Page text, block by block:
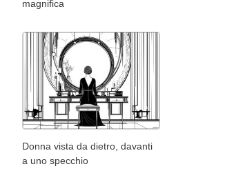
magnifica
Donna vista da dietro, davanti
a uno specchio